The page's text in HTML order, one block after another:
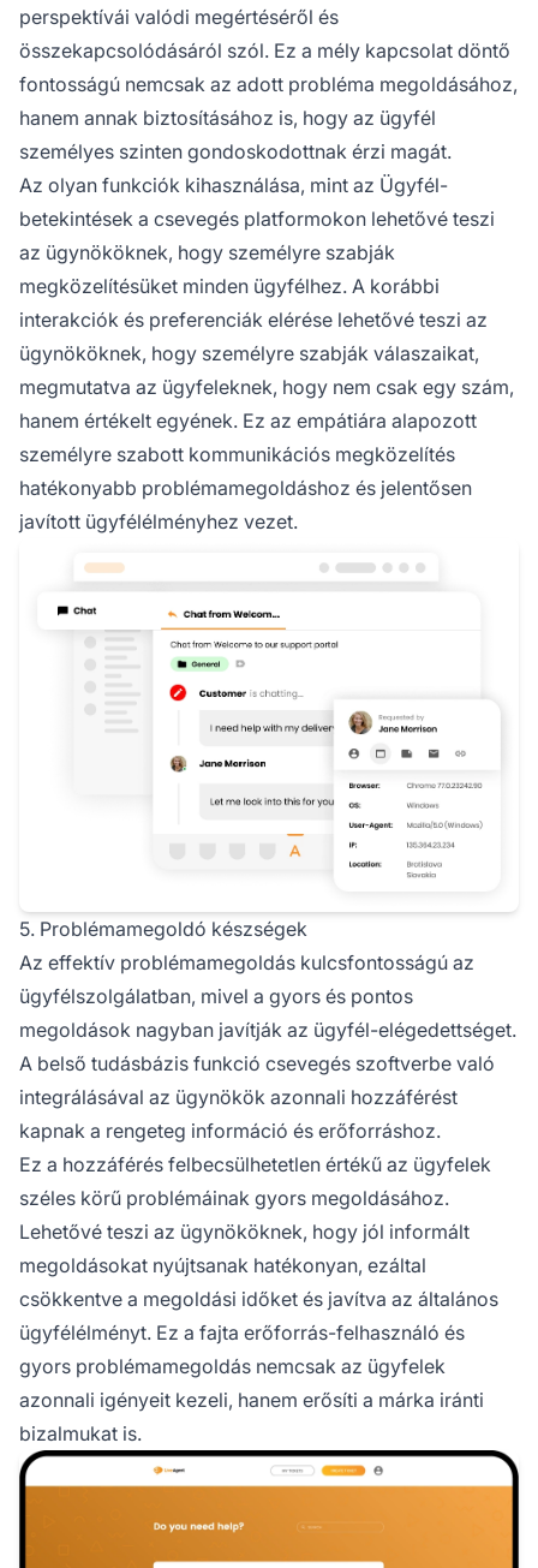
perspektívái valódi megértéséről és
összekapcsolódásáról szól. Ez a mély kapcsolat döntő
fontosságú nemcsak az adott probléma megoldásához,
hanem annak biztosításához is, hogy az ügyfél
személyes szinten gondoskodottnak érzi magát.
Az olyan funkciók kihasználása, mint az Ügyfél-
betekintések a csevegés platformokon lehetővé teszi
az ügynököknek, hogy személyre szabják
megközelítésüket minden ügyfélhez. A korábbi
interakciók és preferenciák elérése lehetővé teszi az
ügynököknek, hogy személyre szabják válaszaikat,
megmutatva az ügyfeleknek, hogy nem csak egy szám,
hanem értékelt egyének. Ez az empátiára alapozott
személyre szabott kommunikációs megközelítés
hatékonyabb problémamegoldáshoz és jelentősen
javított ügyfélélményhez vezet.
5. Problémamegoldó készségek
Az effektív problémamegoldás kulcsfontosságú az
ügyfélszolgálatban, mivel a gyors és pontos
megoldások nagyban javítják az ügyfél-elégedettséget.
A belső tudásbázis funkció csevegés szoftverbe való
integrálásával az ügynökök azonnali hozzáférést
kapnak a rengeteg információ és erőforráshoz.
Ez a hozzáférés felbecsülhetetlen értékű az ügyfelek
széles körű problémáinak gyors megoldásához.
Lehetővé teszi az ügynököknek, hogy jól informált
megoldásokat nyújtsanak hatékonyan, ezáltal
csökkentve a megoldási időket és javítva az általános
ügyfélélményt. Ez a fajta erőforrás-felhasználó és
gyors problémamegoldás nemcsak az ügyfelek
azonnali igényeit kezeli, hanem erősíti a márka iránti
bizalmukat is.